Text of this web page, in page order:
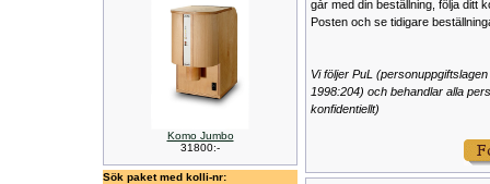
Komo Jumbo
31800:-
Sök paket med kolli-nr:
går med din beställning, följa ditt
Posten och se tidigare
Vi följer PuL
1998:204) och behandlar alla
konfidentiellt)